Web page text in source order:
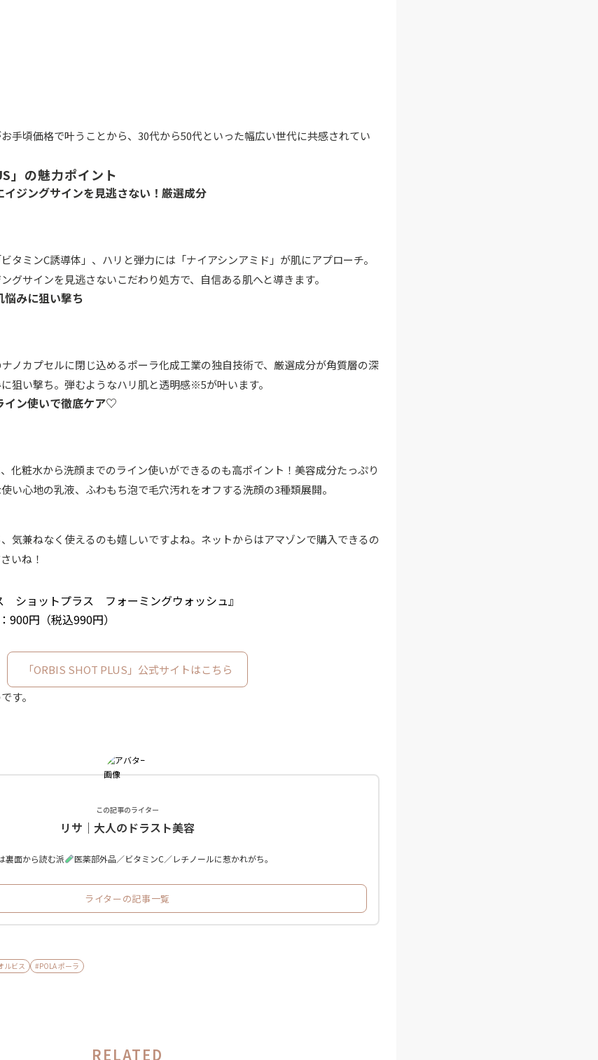
手頃価格で叶うことから、30代から50代といった幅広い世代に共感されてい
」の魅力ポイント
イジングサインを見逃さない！厳選成分
タミンC誘導体」、ハリと弾力には「ナイアシンアミド」が肌にアプローチ。
グサインを見逃さないこだわり処方で、自信ある肌へと導きます。
悩みに狙い撃ち
ノカプセルに閉じ込めるポーラ化成工業の独自技術で、厳選成分が角質層の深
狙い撃ち。弾むようなハリ肌と透明感※5が叶います。
イン使いで徹底ケア♡
、化粧水から洗顔までのライン使いができるのも高ポイント！美容成分たっぷり
い心地の乳液、ふわもち泡で毛穴汚れをオフする洗顔の3種類展開。
気兼ねなく使えるのも嬉しいですよね。ネットからはアマゾンで購入できるの
いね！
ショットプラス フォーミングウォッシュ』
900円（税込990円）
「ORBIS SHOT PLUS」公式サイトはこちら
す。
この記事のライター
リサ｜大人のドラスト美容
裏面から読む派 医薬部外品／ビタミンC／レチノールに惹かれがち。
ライターの記事一覧
ルビス #POLA ポーラ
RELATED